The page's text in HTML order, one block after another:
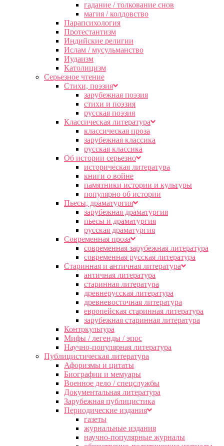
гадание / толкование снов
магия / колдовство
Парапсихология
Протестантизм
Индийские религии
Ислам / мусульманство
Иудаизм
Католицизм
Серьезное чтение
Cтихи, поэзия
зарубежная поэзия
стихи и поэзия
русская поэзия
Классическая литература
классическая проза
зарубежная классика
русская классика
Об истории серьезно
историческая литература
книги о войне
памятники истории и культуры
популярно об истории
Пьесы, драматургия
зарубежная драматургия
пьесы и драматургия
русская драматургия
Современная проза
современная зарубежная литература
современная русская литература
Старинная и античная литература
античная литература
старинная литература
древнерусская литература
древневосточная литература
европейская старинная литература
зарубежная старинная литература
Контркультура
Мифы / легенды / эпос
Научно-популярная литература
Публицистическая литература
Афоризмы и цитаты
Биографии и мемуары
Военное дело / спецслужбы
Документальная литература
Зарубежная публицистика
Периодические издания
газеты
журнальные издания
научно-популярные журналы